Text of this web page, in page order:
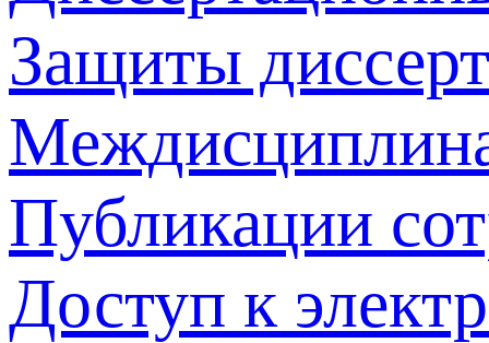
Защиты
Публикации
Доступ к